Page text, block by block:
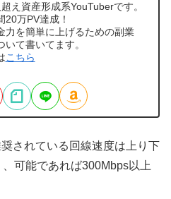
え資産形成系YouTuberです。
20万PV達成！
力を簡単に上げるための副業
いて書いてます。
こちら
されている回線速度は上り下
可能であれば300Mbps以上